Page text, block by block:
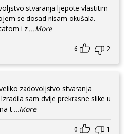
stvaranja ljepote vlastitim
i z...More
6 2
zadovoljstvo stvaranja
sam dvije prekrasne slike u
t...More
0 1